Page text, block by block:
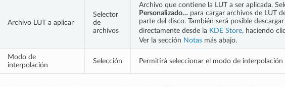
Archivo LUT a aplicar
Selector
de
archivos
Archivo que contiene la LUT a ser aplicada.
Personalizado… para cargar archivos de LUT
parte del disco. También será posible
directamente desde la KDE Store, haciendo
Ver la sección Notasmás abajo.
Modo de
interpolación
Selección Permitirá seleccionar el modo de interpolación